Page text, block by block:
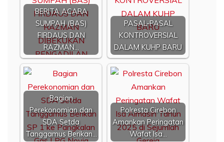
BERITA ACARA
SUMPAH (BAS)
FIRDAUS DAN
RAZMAN…
PASAL-PASAL
KONTROVERSIAL
DALAM KUHP BARU
Bagian
Perekonomian dan
SDA Setda
Tanggamus Berikan…
Polresta Cirebon
Amankan Peringatan
Wafat Isa…